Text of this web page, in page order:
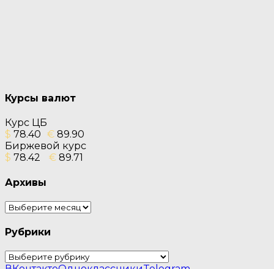
Курсы валют
Курс ЦБ
$ 78.40 € 89.90
Биржевой курс
$ 78.42 € 89.71
Архивы
Архивы
Рубрики
Рубрики